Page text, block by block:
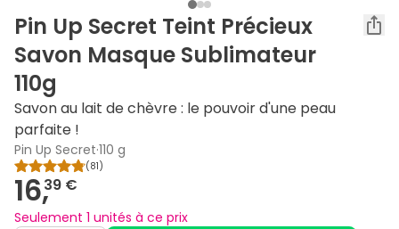
Pin Up Secret Teint Précieux
Savon Masque Sublimateur
110g
Savon au lait de chèvre : le pouvoir d'une peau
parfaite !
Pin Up Secret·110 g
(81)
16,39 €
Seulement 1 unités à ce prix